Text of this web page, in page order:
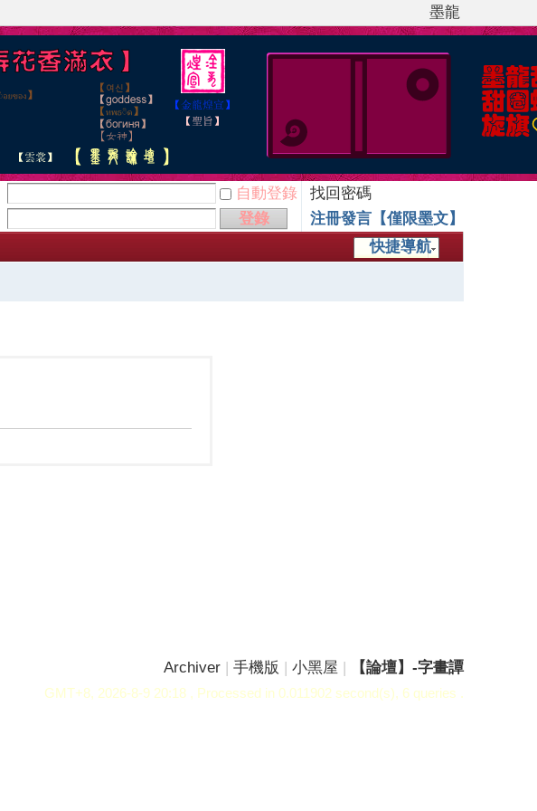
墨龍
自動登錄
找回密碼
登錄
注冊發言【僅限墨文】
快捷導航
Archiver | 手機版 | 小黑屋 | 【論壇】-字畫譚
GMT+8, 2026-8-9 20:18 , Processed in 0.011902 second(s), 6 queries .